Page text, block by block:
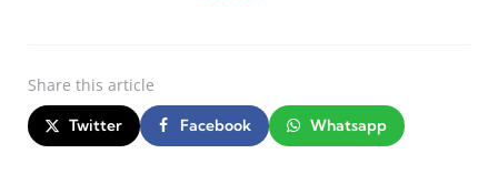
Share this article
Twitter Facebook Whatsapp